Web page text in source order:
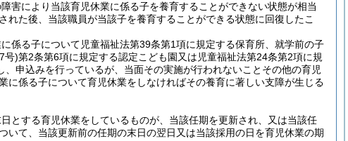
害により当該育児休業に係る子を養育することができない状態が相当
た後、当該職員が当該子を養育することができる状態に回復したこ
係る子について児童福祉法第39条第1項に規定する保育所、就学前の子
号)第2条第6項に規定する認定こども園又は児童福祉法第24条第2項に規
、申込みを行っているが、当面その実施が行われないことその他の育児
係る子について育児休業をしなければその養育に著しい支障が生じる
とする育児休業をしているものが、当該任期を更新され、又は当該任
て、当該更新前の任期の末日の翌日又は当該採用の日を育児休業の期